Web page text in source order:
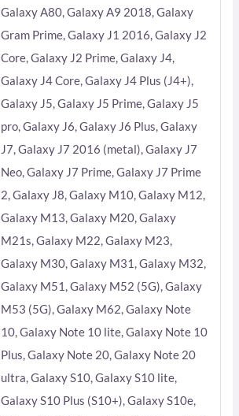
Galaxy A80, Galaxy A9 2018, Galaxy
Gram Prime, Galaxy J1 2016, Galaxy J2
Core, Galaxy J2 Prime, Galaxy J4,
Galaxy J4 Core, Galaxy J4 Plus (J4+),
Galaxy J5, Galaxy J5 Prime, Galaxy J5
pro, Galaxy J6, Galaxy J6 Plus, Galaxy
J7, Galaxy J7 2016 (metal), Galaxy J7
Neo, Galaxy J7 Prime, Galaxy J7 Prime
2, Galaxy J8, Galaxy M10, Galaxy M12,
Galaxy M13, Galaxy M20, Galaxy
M21s, Galaxy M22, Galaxy M23,
Galaxy M30, Galaxy M31, Galaxy M32,
Galaxy M51, Galaxy M52 (5G), Galaxy
M53 (5G), Galaxy M62, Galaxy Note
10, Galaxy Note 10 lite, Galaxy Note 10
Plus, Galaxy Note 20, Galaxy Note 20
ultra, Galaxy S10, Galaxy S10 lite,
Galaxy S10 Plus (S10+), Galaxy S10e,